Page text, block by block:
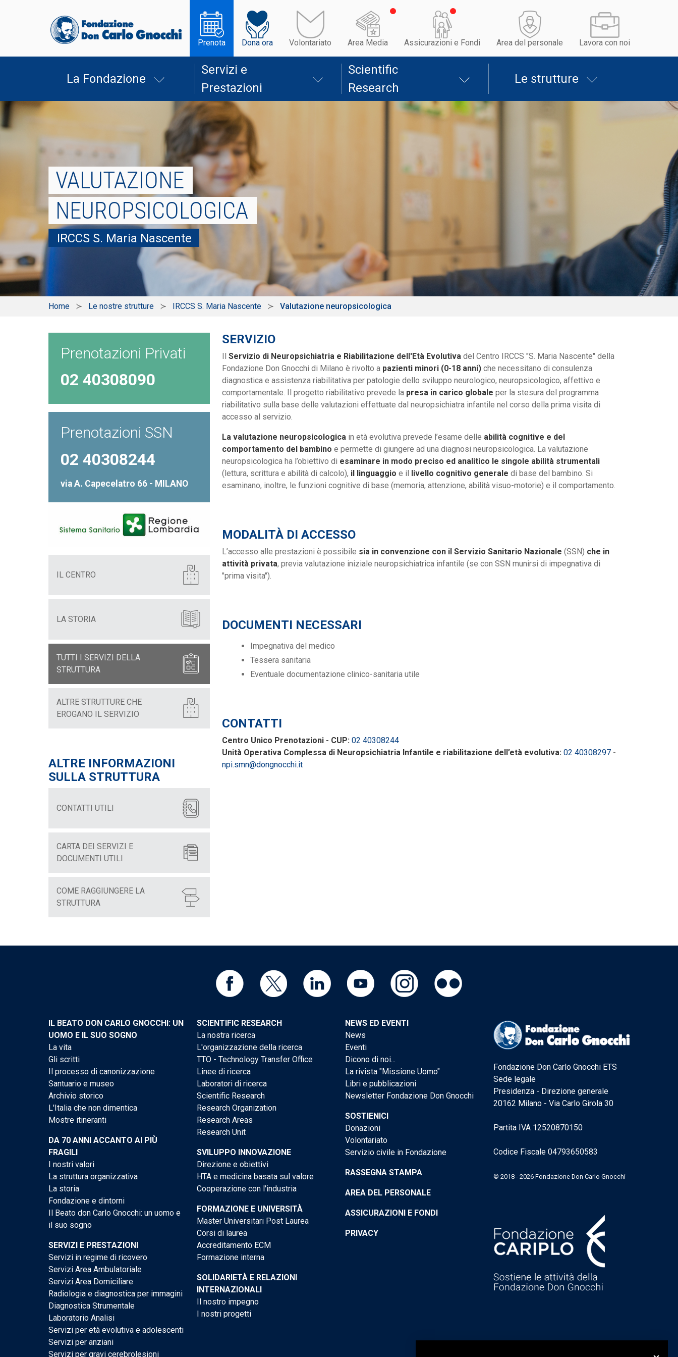
Prenota Dona ora Volontariato Area Media Assicurazioni e Fondi Area del personale Lavora con noi
La Fondazione
Servizi e
Prestazioni
Scientific
Research
Le strutture
VALUTAZIONE
NEUROPSICOLOGICA
IRCCS S. Maria Nascente
Home Le nostre strutture IRCCS S. Maria Nascente Valutazione neuropsicologica
Prenotazioni Privati
02 40308090
Prenotazioni SSN
02 40308244
via A. Capecelatro 66 - MILANO
IL CENTRO
LA STORIA
TUTTI I SERVIZI DELLA
STRUTTURA
ALTRE STRUTTURE CHE
EROGANO IL SERVIZIO
ALTRE INFORMAZIONI
SULLA STRUTTURA
CONTATTI UTILI
CARTA DEI SERVIZI E
DOCUMENTI UTILI
COME RAGGIUNGERE LA
STRUTTURA
SERVIZIO
Servizio di Neuropsichiatria e Riabilitazione dell'Età Evolutiva del Centro IRCCS "S. Maria Nascente" della
Fondazione Don Gnocchi di Milano è rivolto a pazienti minori (0-18 anni) che necessitano di consulenza
diagnostica e assistenza riabilitativa per patologie dello sviluppo neurologico, neuropsicologico, affettivo e
comportamentale. Il progetto riabilitativo prevede la presa in carico globale per la stesura del programma
riabilitativo sulla base delle valutazioni effettuate dal neuropsichiatra infantile nel corso della prima visita di
accesso al servizio.
La valutazione neuropsicologica in età evolutiva prevede l’esame delle abilità cognitive e del
comportamento del bambino e permette di giungere ad una diagnosi neuropsicologica. La valutazione
neuropsicologica ha l’obiettivo di esaminare in modo preciso ed analitico le singole abilità strumentali
(lettura, scrittura e abilità di calcolo), il linguaggio e il livello cognitivo generale di base del bambino. Si
esaminano, inoltre, le funzioni cognitive di base (memoria, attenzione, abilità visuo-motorie) e il comportamento.
MODALITÀ DI ACCESSO
L’accesso alle prestazioni è possibile sia in convenzione con il Servizio Sanitario Nazionale (SSN) che in
attività privata, previa valutazione iniziale neuropsichiatrica infantile (se con SSN munirsi di impegnativa di
"prima visita").
DOCUMENTI NECESSARI
Impegnativa del medico
Tessera sanitaria
Eventuale documentazione clinico-sanitaria utile
CONTATTI
Centro Unico Prenotazioni - CUP: 02 40308244
Unità Operativa Complessa di Neuropsichiatria Infantile e riabilitazione dell’età evolutiva: 02 40308297 -
npi.smn@dongnocchi.it
IL BEATO DON CARLO GNOCCHI: UN
UOMO E IL SUO SOGNO
La vita
Gli scritti
Il processo di canonizzazione
Santuario e museo
Archivio storico
L'Italia che non dimentica
Mostre itineranti
DA 70 ANNI ACCANTO AI PIÙ
FRAGILI
I nostri valori
La struttura organizzativa
La storia
Fondazione e dintorni
Il Beato don Carlo Gnocchi: un uomo e
il suo sogno
SERVIZI E PRESTAZIONI
Servizi in regime di ricovero
Servizi Area Ambulatoriale
Servizi Area Domiciliare
Radiologia e diagnostica per immagini
Diagnostica Strumentale
Laboratorio Analisi
Servizi per età evolutiva e adolescenti
Servizi per anziani
Servizi per gravi cerebrolesioni
SCIENTIFIC RESEARCH
La nostra ricerca
L'organizzazione della ricerca
TTO - Technology Transfer Office
Linee di ricerca
Laboratori di ricerca
Scientific Research
Research Organization
Research Areas
Research Unit
SVILUPPO INNOVAZIONE
Direzione e obiettivi
HTA e medicina basata sul valore
Cooperazione con l'industria
FORMAZIONE E UNIVERSITÀ
Master Universitari Post Laurea
Corsi di laurea
Accreditamento ECM
Formazione interna
SOLIDARIETÀ E RELAZIONI
INTERNAZIONALI
Il nostro impegno
I nostri progetti
NEWS ED EVENTI
News
Eventi
Dicono di noi...
La rivista "Missione Uomo"
Libri e pubblicazioni
Newsletter Fondazione Don Gnocchi
SOSTIENICI
Donazioni
Volontariato
Servizio civile in Fondazione
RASSEGNA STAMPA
AREA DEL PERSONALE
ASSICURAZIONI E FONDI
PRIVACY
Fondazione Don Carlo Gnocchi ETS
Sede legale
Presidenza - Direzione generale
20162 Milano - Via Carlo Girola 30
Partita IVA 12520870150
Codice Fiscale 04793650583
© 2018 - 2026 Fondazione Don Carlo Gnocchi